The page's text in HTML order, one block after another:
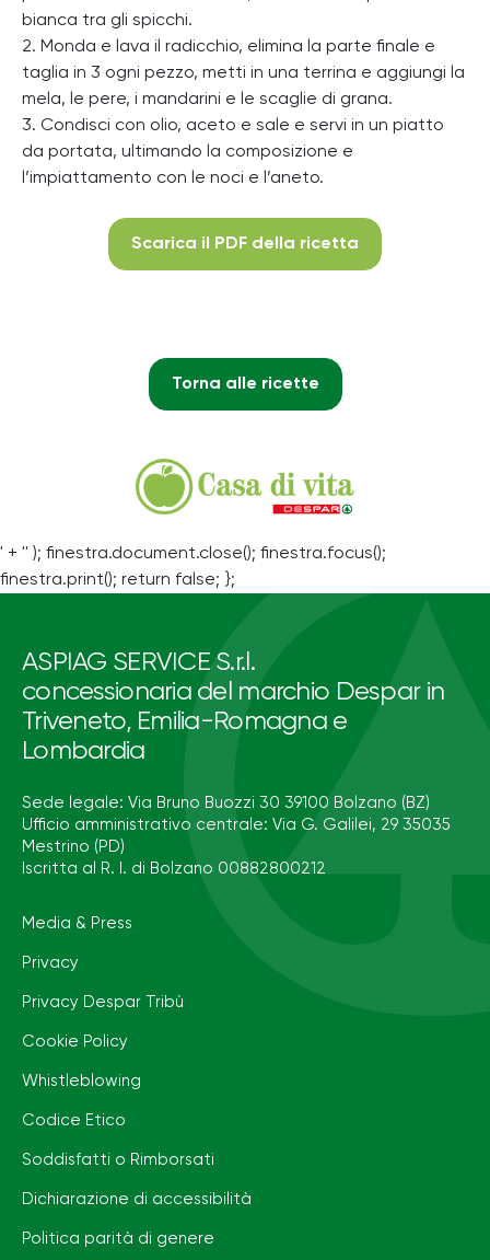
bianca tra gli spicchi.
2. Monda e lava il radicchio, elimina la parte finale e
taglia in 3 ogni pezzo, metti in una terrina e aggiungi la
mela, le pere, i mandarini e le scaglie di grana.
3. Condisci con olio, aceto e sale e servi in un piatto
da portata, ultimando la composizione e
l’impiattamento con le noci e l’aneto.
Scarica il PDF della ricetta
Torna alle ricette
' + '' ); finestra.document.close(); finestra.focus();
finestra.print(); return false; };
ASPIAG SERVICE S.r.l.
concessionaria del marchio Despar in
Triveneto, Emilia-Romagna e
Lombardia
Sede legale: Via Bruno Buozzi 30 39100 Bolzano (BZ)
Ufficio amministrativo centrale: Via G. Galilei, 29 35035
Mestrino (PD)
Iscritta al R. I. di Bolzano 00882800212
Media & Press
Privacy
Privacy Despar Tribù
Cookie Policy
Whistleblowing
Codice Etico
Soddisfatti o Rimborsati
Dichiarazione di accessibilità
Politica parità di genere